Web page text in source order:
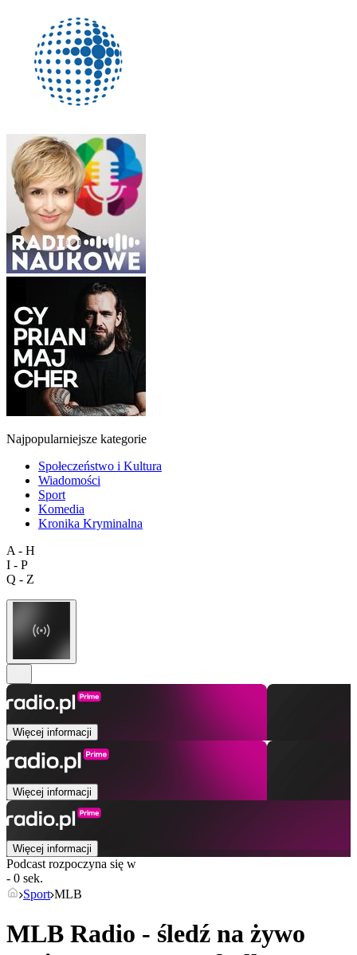
Najpopularniejsze kategorie
Społeczeństwo i Kultura
Wiadomości
Sport
Komedia
Kronika Kryminalna
A - H
I - P
Q - Z
Więcej informacji
Więcej informacji
Więcej informacji
Podcast rozpoczyna się w
- 0 sek.
Sport MLB
MLB Radio - śledź na żywo